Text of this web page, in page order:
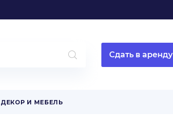
Сдать в аренду
ДЕКОР И МЕБЕЛЬ